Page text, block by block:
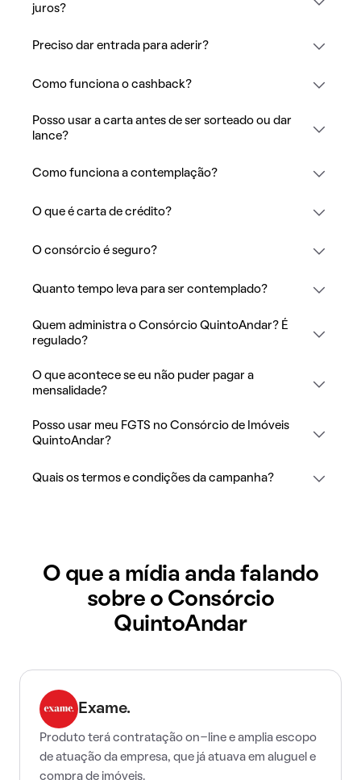
juros?
Preciso dar entrada para aderir?
Como funciona o cashback?
Posso usar a carta antes de ser sorteado ou dar
lance?
Como funciona a contemplação?
O que é carta de crédito?
O consórcio é seguro?
Quanto tempo leva para ser contemplado?
Quem administra o Consórcio QuintoAndar? É
regulado?
O que acontece se eu não puder pagar a
mensalidade?
Posso usar meu FGTS no Consórcio de Imóveis
QuintoAndar?
Quais os termos e condições da campanha?
O que a mídia anda falando
sobre o Consórcio
QuintoAndar
Exame.
Produto terá contratação on-line e amplia escopo
de atuação da empresa, que já atuava em aluguel e
compra de imóveis.